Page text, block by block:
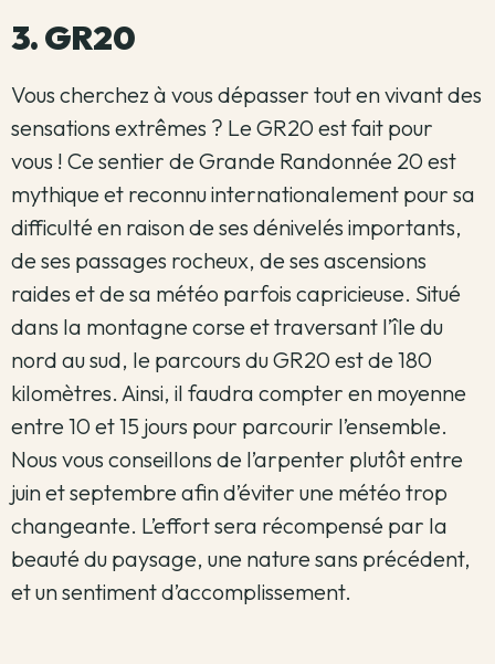
3. GR20
Vous cherchez à vous dépasser tout en vivant des
sensations extrêmes ? Le GR20 est fait pour
vous ! Ce sentier de Grande Randonnée 20 est
mythique et reconnu internationalement pour sa
difficulté en raison de ses dénivelés importants,
de ses passages rocheux, de ses ascensions
raides et de sa météo parfois capricieuse. Situé
dans la montagne corse et traversant l’île du
nord au sud, le parcours du GR20 est de 180
kilomètres. Ainsi, il faudra compter en moyenne
entre 10 et 15 jours pour parcourir l’ensemble.
Nous vous conseillons de l’arpenter plutôt entre
juin et septembre afin d’éviter une météo trop
changeante. L’effort sera récompensé par la
beauté du paysage, une nature sans précédent,
et un sentiment d’accomplissement.